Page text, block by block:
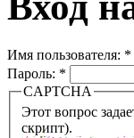
Имя пользователя: *
Пароль: *
CAPTCHA
Этот вопрос задается для того,
скрипт).